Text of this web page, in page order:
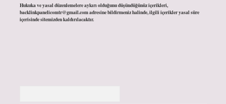
Hukuka ve yasal düzenlemelere aykırı olduğunu düşündüğünüz içerikleri,
backlinkpanelicomtr@gmail.comadresine bildirmeniz halinde, ilgili içerikler yasal süre
içerisinde sitemizden kaldırılacaktır.